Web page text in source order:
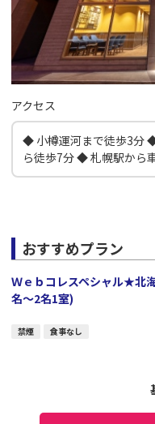
アクセス
◆ 小樽運河まで徒歩3分
ら徒歩7分 ◆ 札幌駅から
おすすめプラン
Ｗｅｂコレスペシャル★北
名～2名1室)
禁煙 食事なし